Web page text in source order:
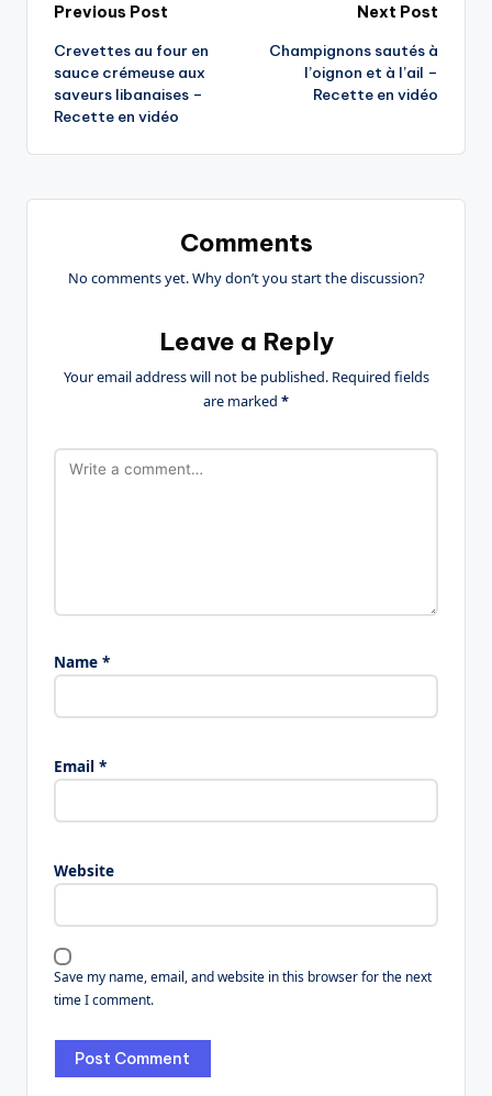
Post
navigation
Previous Post
Crevettes au four en
sauce crémeuse aux
saveurs libanaises –
Recette en vidéo
Next Post
Champignons sautés à
l’oignon et à l’ail –
Recette en vidéo
Comments
No comments yet. Why don’t you start the discussion?
Leave a Reply
Your email address will not be published. Required fields
are marked *
Name *
Email *
Website
Save my name, email, and website in this browser for the next
time I comment.